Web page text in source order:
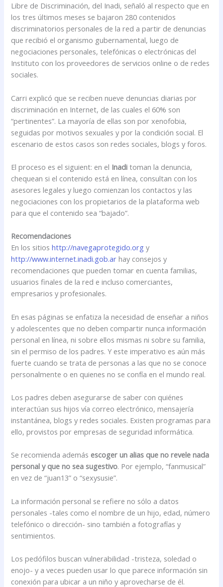
Libre de Discriminación, del Inadi, señaló al respecto que en
los tres últimos meses se bajaron 280 contenidos
discriminatorios personales de la red a partir de denuncias
que recibió el organismo gubernamental, luego de
negociaciones personales, telefónicas o electrónicas del
Instituto con los proveedores de servicios online o de redes
sociales.
Carri explicó que se reciben nueve denuncias diarias por
discriminación en Internet, de las cuales el 60% son
“pertinentes”. La mayoría de ellas son por xenofobia,
seguidas por motivos sexuales y por la condición social. El
escenario de estos casos son redes sociales, blogs y foros.
El proceso es el siguient: en el Inadi toman la denuncia,
chequean si el contenido está en línea, consultan con los
asesores legales y luego comienzan los contactos y las
negociaciones con los propietarios de la plataforma web
para que el contenido sea “bajado”.
Recomendaciones
En los sitioshttp://navegaprotegido.org y
http://www.internet.inadi.gob.ar hay consejos y
recomendaciones que pueden tomar en cuenta familias,
usuarios finales de la red e incluso comerciantes,
empresarios y profesionales.
En esas páginas se enfatiza la necesidad de enseñar a niños
y adolescentes que no deben compartir nunca información
personal en línea, ni sobre ellos mismas ni sobre su familia,
sin el permiso de los padres. Y este imperativo es aún más
fuerte cuando se trata de personas a las que no se conoce
personalmente o en quienes no se confía en el mundo real.
Los padres deben asegurarse de saber con quiénes
interactúan sus hijos vía correo electrónico, mensajería
instantánea, blogs y redes sociales. Existen programas para
ello, provistos por empresas de seguridad informática.
Se recomienda además escoger un alias que no revele nada
personal y que no sea sugestivo. Por ejemplo, “fanmusical”
en vez de “juan13” o “sexysusie”.
La información personal se refiere no sólo a datos
personales -tales como el nombre de un hijo, edad, número
telefónico o dirección- sino también a fotografías y
sentimientos.
Los pedófilos buscan vulnerabilidad -tristeza, soledad o
enojo- y a veces pueden usar lo que parece información sin
conexión para ubicar a un niño y aprovecharse de él.